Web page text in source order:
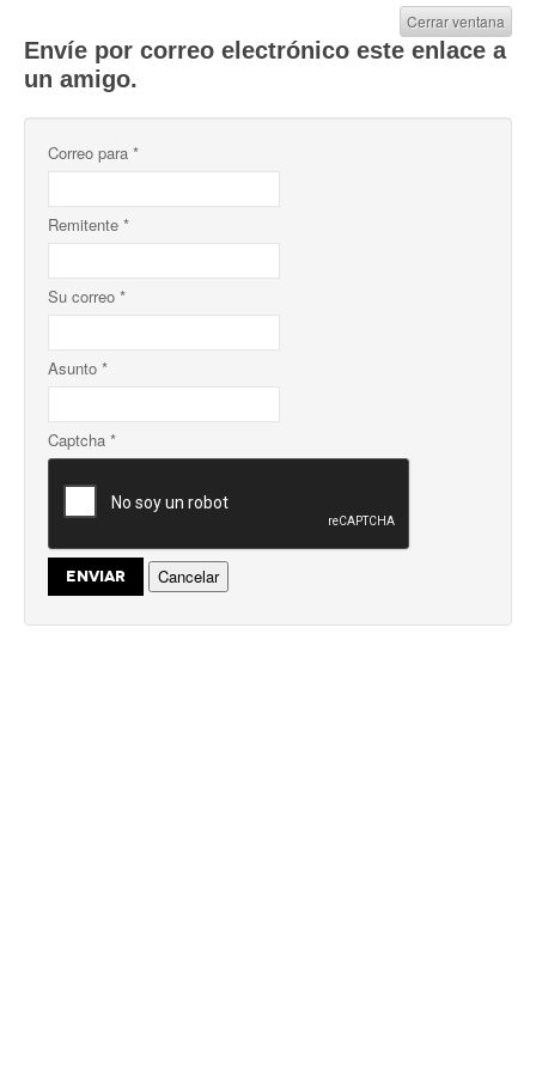
Envíe por correo electrónico este enlace a
un amigo.
Cerrar ventana
Correo para *
Remitente *
Su correo *
Asunto *
Captcha *
ENVIAR Cancelar